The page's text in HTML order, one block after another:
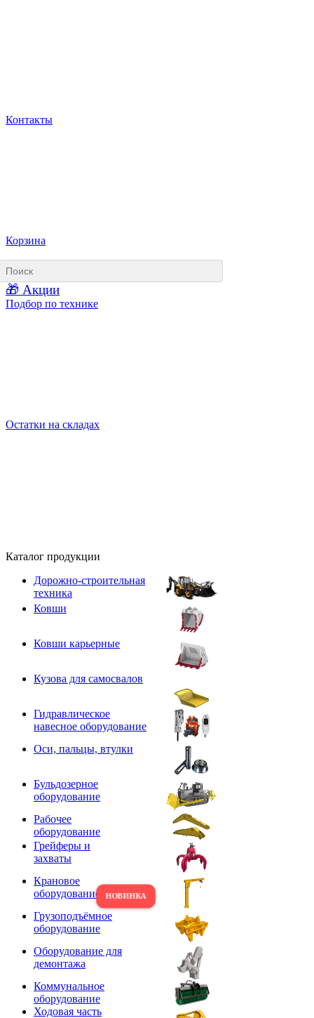
Контакты
Корзина
🎁 Акции
Подбор по технике
Остатки на складах
Каталог продукции
Дорожно-строительная
техника
Ковши
Ковши карьерные
Кузова для самосвалов
Гидравлическое
навесное оборудование
Оси, пальцы, втулки
Бульдозерное
оборудование
Рабочее
оборудование
Грейферы и
захваты
Крановое
оборудование
Грузоподъёмное
оборудование
Оборудование для
демонтажа
Коммунальное
оборудование
Ходовая часть